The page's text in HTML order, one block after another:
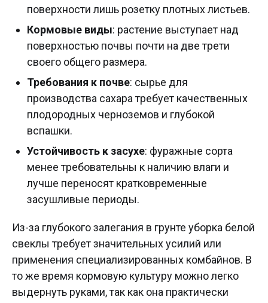
поверхности лишь розетку плотных листьев.
Кормовые виды: растение выступает над
поверхностью почвы почти на две трети
своего общего размера.
Требования к почве: сырье для
производства сахара требует качественных
плодородных черноземов и глубокой
вспашки.
Устойчивость к засухе: фуражные сорта
менее требовательны к наличию влаги и
лучше переносят кратковременные
засушливые периоды.
Из-за глубокого залегания в грунте уборка белой
свеклы требует значительных усилий или
применения специализированных комбайнов. В
то же время кормовую культуру можно легко
выдернуть руками, так как она практически